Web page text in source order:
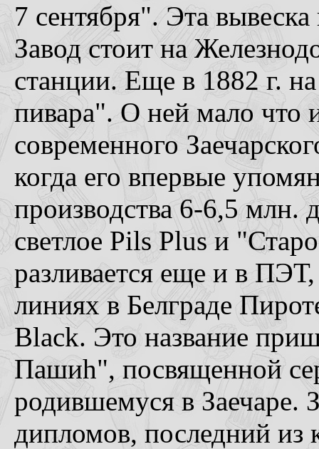
7 сентября". Эта
Завод стоит на
станции. Еще в 1882 г.
пивара". О ней мало что
современного
когда его впервые
производства 6-6,5 млн.
светлое Pils Plus и
разливается еще и в
линиях в Белграде
Black. Это название
Пашиh", посвященной
родившемуся в Заечаре.
дипломов, последний из